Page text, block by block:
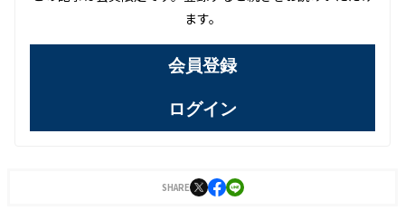
ます。
会員登録
ログイン
SHARE